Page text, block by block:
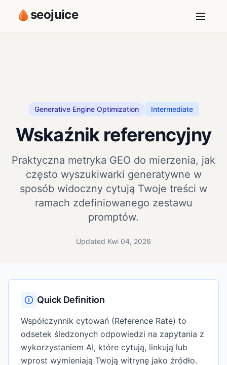
seojuice
Generative Engine Optimization Intermediate
Wskaźnik referencyjny
Praktyczna metryka GEO do mierzenia, jak
często wyszukiwarki generatywne w
sposób widoczny cytują Twoje treści w
ramach zdefiniowanego zestawu
promptów.
Updated Kwi 04, 2026
Quick Definition
Współczynnik cytowań (Reference Rate) to
odsetek śledzonych odpowiedzi na zapytania z
wykorzystaniem AI, które cytują, linkują lub
wprost wymieniają Twoją witrynę jako źródło.